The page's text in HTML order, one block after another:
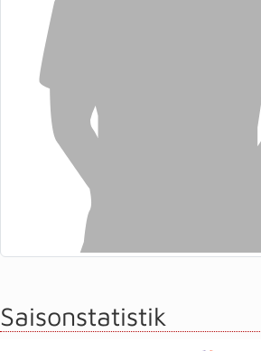
Saisonstatistik